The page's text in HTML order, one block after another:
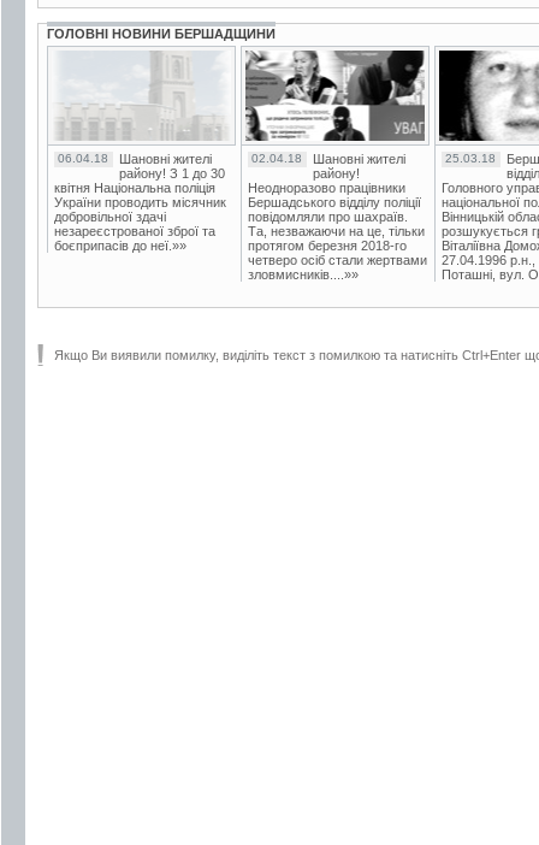
ГОЛОВНІ НОВИНИ БЕРШАДЩИНИ
06.04.18
Шановні жителі
району! З 1 до 30
квітня Національна поліція
України проводить місячник
добровільної здачі
незареєстрованої зброї та
боєприпасів до неї.»»
02.04.18
Шановні жителі
району!
Неодноразово працівники
Бершадського відділу поліції
повідомляли про шахраїв.
Та, незважаючи на це, тільки
протягом березня 2018-го
четверо осіб стали жертвами
зловмисників....»»
25.03.18
Головного
національної
Вінницькій
розшукується
Віталіївна
27.04.1996 р.н.,
Поташні, вул.
Якщо Ви виявили помилку, виділіть текст з помилкою та натисніть Ctrl+Enter